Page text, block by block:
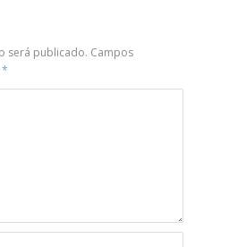
será publicado. Campos
*